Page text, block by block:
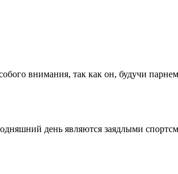
внимания, так как он, будучи
день являются заядлыми